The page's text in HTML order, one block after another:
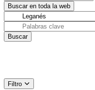
Filtro